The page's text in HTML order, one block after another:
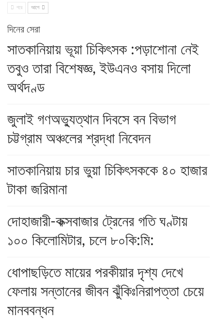
পরে আগে
দিনের সেরা
সাতকানিয়ায় ভূয়া চিকিৎসক :পড়াশোনা নেই
তবুও তারা বিশেষজ্ঞ, ইউএনও বসায় দিলো
অর্থদণ্ড
জুলাই গণঅভ্যুত্থান দিবসে বন বিভাগ
চট্টগ্রাম অঞ্চলের শ্রদ্ধা নিবেদন
সাতকানিয়ায় চার ভুয়া চিকিৎসককে ৪০ হাজার
টাকা জরিমানা
দোহাজারী-কক্সবাজার ট্রেনের গতি ঘণ্টায়
১০০ কিলোমিটার, চলে ৮০কি:মি:
ধোপাছড়িতে মায়ের পরকীয়ার দৃশ্য দেখে
ফেলায় সন্তানের জীবন ঝুঁকিঃনিরাপত্তা চেয়ে
মানববন্ধন